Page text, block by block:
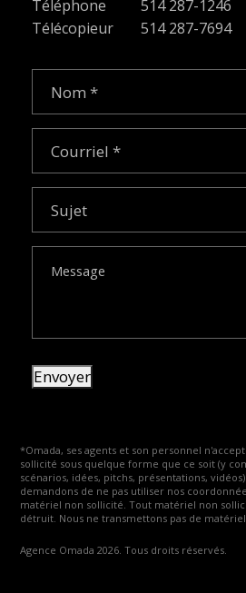
Téléphone
514 287-1246
Télécopieur
514 287-7694
Envoyer
*Omada, ses agents et son personnel
sollicité sous quelque forme que ce soit (y
scénarios, idées, pitchs, présentations,
demandons de ne pas utiliser nos
matériel non sollicité. Tout matériel non
détruit. Nous ne transmettons pas de
Agence Omada 2026. Tous droits réservés.